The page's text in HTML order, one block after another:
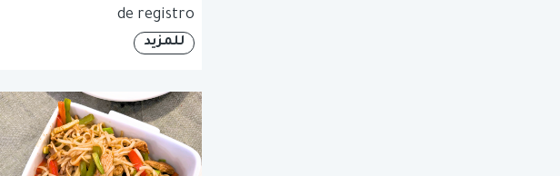
de registro
للمزيد